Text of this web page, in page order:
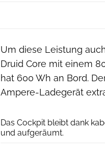
Um diese Leistung
Druid Core mit einem
hat 600 Wh an Bord.
Ampere-Ladegerät
Das Cockpit bleibt dank
und aufgeräumt.